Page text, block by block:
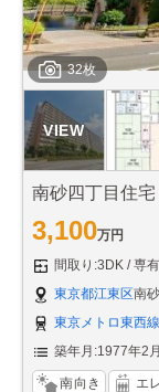
32枚
南砂四丁目住宅
3,100万円
間取り:3DK
専
東京都江東区南
東京メトロ東西線
築年月:1977年2月
南向き エ